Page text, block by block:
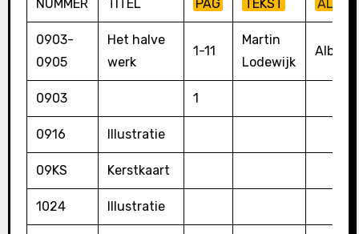
NUMMER TITEL PAG TEKST
0903-
0905
Het halve
werk
1-11
Martin
Lodewijk
Album
0903 1
0916 Illustratie
09KS Kerstkaart
1024 Illustratie